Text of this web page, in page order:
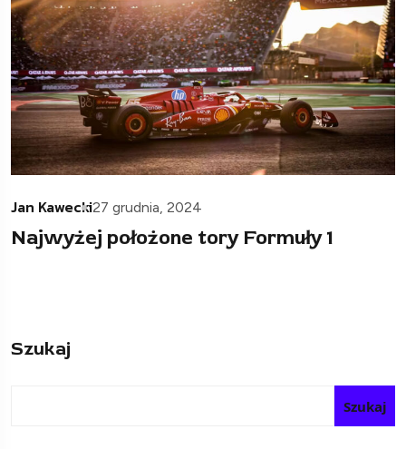
Jan Kawecki27 grudnia, 2024
Najwyżej położone tory Formuły 1
Szukaj
Szukaj